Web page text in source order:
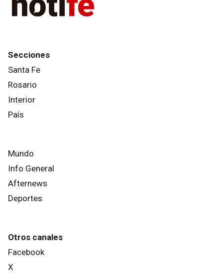
Secciones
Santa Fe
Rosario
Interior
País
Mundo
Info General
Afternews
Deportes
Otros canales
Facebook
X